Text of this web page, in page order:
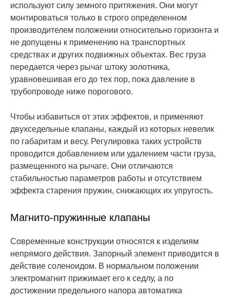
используют силу земного притяжения. Они могут
монтироваться только в строго определенном
производителем положении относительно горизонта и
не допущены к применению на транспортных
средствах и других подвижных объектах. Вес груза
передается через рычаг штоку золотника,
уравновешивая его до тех пор, пока давление в
трубопроводе ниже порогового.
Чтобы избавиться от этих эффектов, и применяют
двухседельные клапаны, каждый из которых невелик
по габаритам и весу. Регулировка таких устройств
проводится добавлением или удалением части груза,
размещенного на рычаге. Они отличаются
стабильностью параметров работы и отсутствием
эффекта старения пружин, снижающих их упругость.
Магнито-пружинные клапаны
Современные конструкции относятся к изделиям
непрямого действия. Запорный элемент приводится в
действие соленоидом. В нормальном положении
электромагнит прижимает его к седлу, а по
достижении предельного напора автоматика